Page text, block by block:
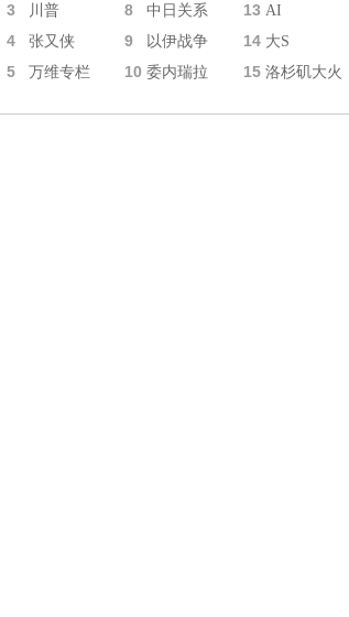
3 川普 8 中日关系 13 AI
4 张又侠 9 以伊战争 14 大S
5 万维专栏 10 委内瑞拉 15 洛杉矶大火